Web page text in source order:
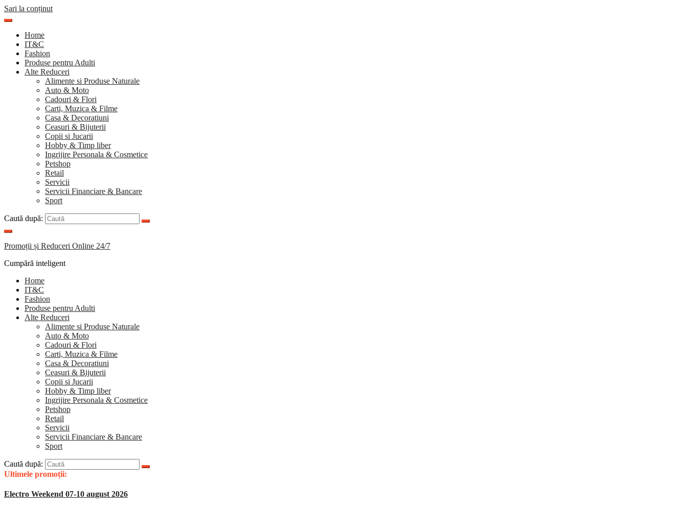
Sari la conținut
Home
IT&C
Fashion
Produse pentru Adulti
Alte Reduceri
Alimente si Produse Naturale
Auto & Moto
Cadouri & Flori
Carti, Muzica & Filme
Casa & Decoratiuni
Ceasuri & Bijuterii
Copii si Jucarii
Hobby & Timp liber
Ingrijire Personala & Cosmetice
Petshop
Retail
Servicii
Servicii Financiare & Bancare
Sport
Caută după:
Promoții și Reduceri Online 24/7
Cumpără inteligent
Home
IT&C
Fashion
Produse pentru Adulti
Alte Reduceri
Alimente si Produse Naturale
Auto & Moto
Cadouri & Flori
Carti, Muzica & Filme
Casa & Decoratiuni
Ceasuri & Bijuterii
Copii si Jucarii
Hobby & Timp liber
Ingrijire Personala & Cosmetice
Petshop
Retail
Servicii
Servicii Financiare & Bancare
Sport
Caută după:
Ultimele promoții:
Electro Weekend 07-10 august 2026